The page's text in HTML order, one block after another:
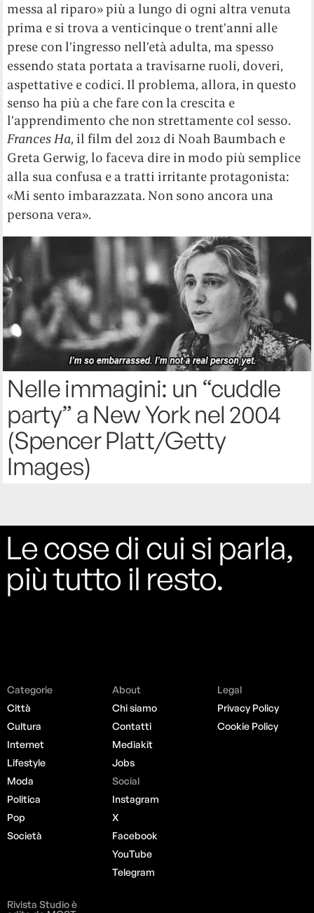
messa al riparo» più a lungo di ogni altra venuta
prima e si trova a venticinque o trent’anni alle
prese con l’ingresso nell’età adulta, ma spesso
essendo stata portata a travisarne ruoli, doveri,
aspettative e codici. Il problema, allora, in questo
senso ha più a che fare con la crescita e
l’apprendimento che non strettamente col sesso.
Frances Ha, il film del 2012 di Noah Baumbach e
Greta Gerwig, lo faceva dire in modo più semplice
alla sua confusa e a tratti irritante protagonista:
«Mi sento imbarazzata. Non sono ancora una
persona vera».
Nelle immagini: un “cuddle
party” a New York nel 2004
(Spencer Platt/Getty
Images)
Le cose di cui si parla,
più tutto il resto.
Categorie
Città
Cultura
Internet
Lifestyle
Moda
Politica
Pop
Società
About
Chi siamo
Contatti
Mediakit
Jobs
Social
Instagram
X
Facebook
YouTube
Telegram
Legal
Privacy Policy
Cookie Policy
Rivista Studio è